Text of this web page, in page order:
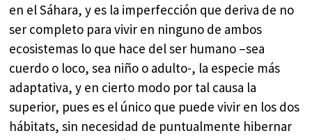
en el Sáhara, y es la imperfección que deriva de no
ser completo para vivir en ninguno de ambos
ecosistemas lo que hace del ser humano –sea
cuerdo o loco, sea niño o adulto-, la especie más
adaptativa, y en cierto modo por tal causa la
superior, pues es el único que puede vivir en los dos
hábitats, sin necesidad de puntualmente hibernar